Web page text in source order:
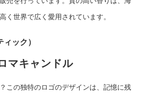
く世界で広く愛用されています。
ック）
マキャンドル
この独特のロゴのデザインは、記憶に残